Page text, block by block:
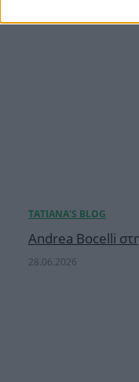
Andrea Bocelli
28.06.2026